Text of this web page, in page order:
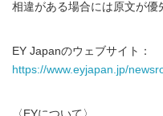
相違がある場合には原文が優
EY Japanのウェブサイト：
https://www.eyjapan.jp/